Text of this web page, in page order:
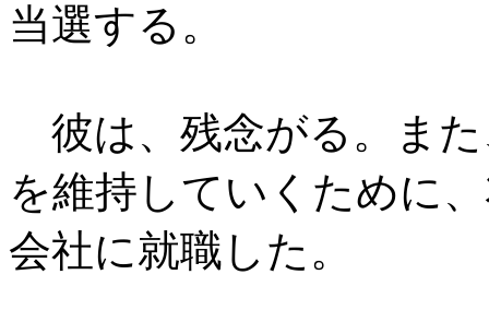
当選する。
彼は、残念がる。ま
を維持していくために
会社に就職した。